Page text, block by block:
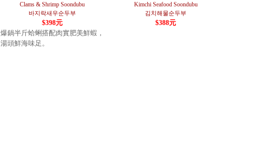
Clams & Shrimp Soondubu
바지락새우순두부
$398元
爆鍋半斤蛤蜊搭配肉實肥美鮮蝦，
湯頭鮮海味足。
Kimchi Seafood Soondubu
김치해물순두부
$388元